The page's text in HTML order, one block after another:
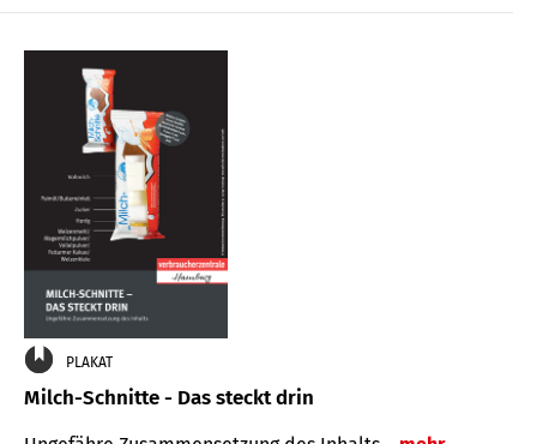
PLAKAT
Milch-Schnitte - Das steckt drin